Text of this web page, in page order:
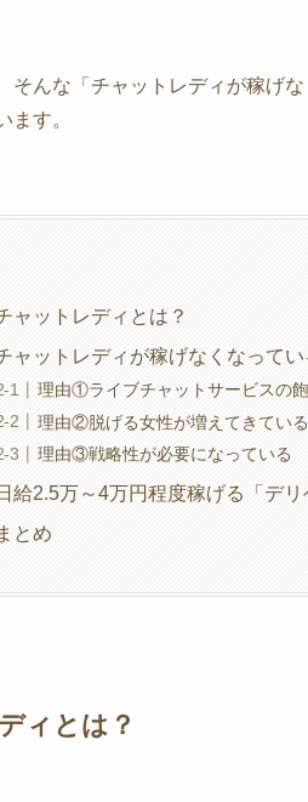
そんな「チャットレディが稼げ
ます。
ャットレディとは？
ャットレディが稼げなくなってい
理由①ライブチャットサービスの
理由②脱げる女性が増えてきている
理由③戦略性が必要になっている
給2.5万～4万円程度稼げる「デ
とめ
ィとは？